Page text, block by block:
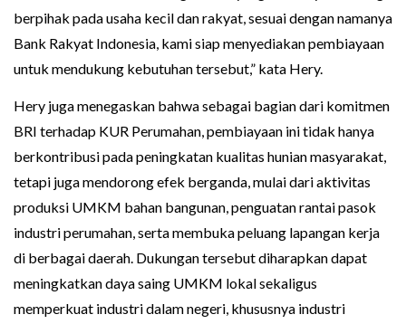
berpihak pada usaha kecil dan rakyat, sesuai dengan namanya
Bank Rakyat Indonesia, kami siap menyediakan pembiayaan
untuk mendukung kebutuhan tersebut,” kata Hery.
Hery juga menegaskan bahwa sebagai bagian dari komitmen
BRI terhadap KUR Perumahan, pembiayaan ini tidak hanya
berkontribusi pada peningkatan kualitas hunian masyarakat,
tetapi juga mendorong efek berganda, mulai dari aktivitas
produksi UMKM bahan bangunan, penguatan rantai pasok
industri perumahan, serta membuka peluang lapangan kerja
di berbagai daerah. Dukungan tersebut diharapkan dapat
meningkatkan daya saing UMKM lokal sekaligus
memperkuat industri dalam negeri, khususnya industri